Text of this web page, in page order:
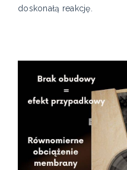
doskonałą reakcję.